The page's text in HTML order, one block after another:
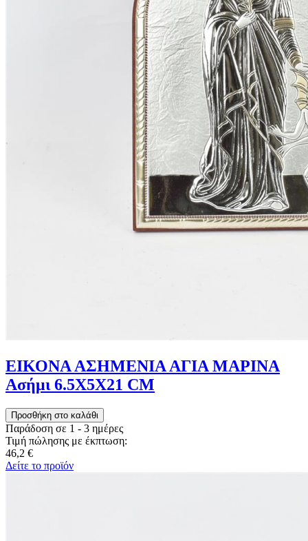
ΕΙΚΟΝΑ ΑΣΗΜΕΝΙΑ ΑΓΙΑ ΜΑΡΙΝΑ
Ασήμι 6.5X5X21 CM
Παράδοση σε 1 - 3 ημέρες
Τιμή πώλησης με έκπτωση:
46,2 €
Δείτε το προϊόν